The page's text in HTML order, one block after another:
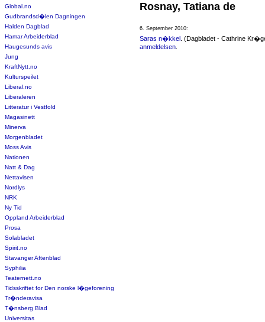
Global.no
Gudbrandsd�len Dagningen
Halden Dagblad
Hamar Arbeiderblad
Haugesunds avis
Jung
KraftNytt.no
Kulturspeilet
Liberal.no
Liberaleren
Litteratur i Vestfold
Magasinett
Minerva
Morgenbladet
Moss Avis
Nationen
Natt & Dag
Nettavisen
Nordlys
NRK
Ny Tid
Oppland Arbeiderblad
Prosa
Solabladet
Spirit.no
Stavanger Aftenblad
Syphilia
Teaternett.no
Tidsskriftet for Den norske l�geforening
Tr�nderavisa
T�nsberg Blad
Universitas
Rosnay, Tatiana de
6. September 2010:
Saras n�kkel . (Dagbladet - Cathrine
anmeldelsen